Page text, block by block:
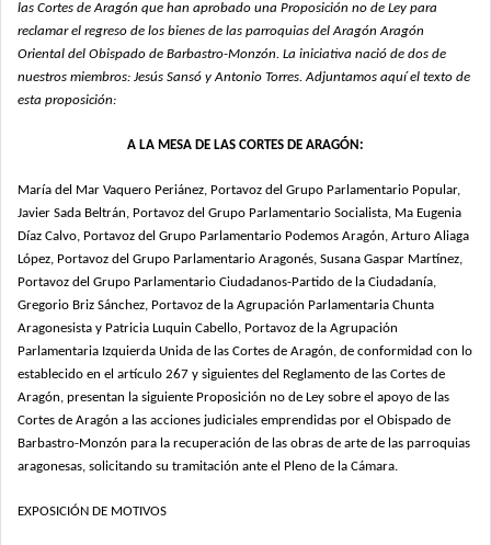
las Cortes de Aragón que han aprobado una Proposición no de Ley para
reclamar el regreso de los bienes de las parroquias del Aragón Aragón
Oriental del Obispado de Barbastro-Monzón. La iniciativa nació de dos de
nuestros miembros: Jesús Sansó y Antonio Torres. Adjuntamos aquí el texto de
esta proposición:
A LA MESA DE LAS CORTES DE ARAGÓN:
María del Mar Vaquero Periánez, Portavoz del Grupo Parlamentario Popular,
Javier Sada Beltrán, Portavoz del Grupo Parlamentario Socialista, Ma Eugenia
Díaz Calvo, Portavoz del Grupo Parlamentario Podemos Aragón, Arturo Aliaga
López, Portavoz del Grupo Parlamentario Aragonés, Susana Gaspar Martínez,
Portavoz del Grupo Parlamentario Ciudadanos-Partido de la Ciudadanía,
Gregorio Briz Sánchez, Portavoz de la Agrupación Parlamentaria Chunta
Aragonesista y Patricia Luquin Cabello, Portavoz de la Agrupación
Parlamentaria Izquierda Unida de las Cortes de Aragón, de conformidad con lo
establecido en el artículo 267 y siguientes del Reglamento de las Cortes de
Aragón, presentan la siguiente Proposición no de Ley sobre el apoyo de las
Cortes de Aragón a las acciones judiciales emprendidas por el Obispado de
Barbastro-Monzón para la recuperación de las obras de arte de las parroquias
aragonesas, solicitando su tramitación ante el Pleno de la Cámara.
EXPOSICIÓN DE MOTIVOS